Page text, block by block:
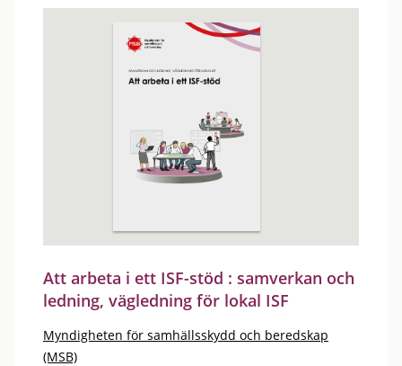
Att arbeta i ett ISF-stöd : samverkan och
ledning, vägledning för lokal ISF
Myndigheten för samhällsskydd och beredskap
(MSB)